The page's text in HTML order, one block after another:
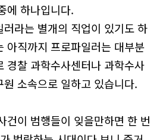
에 하나입니다.
라는 별개의 직업이 있기도 하
아직까지 프로파일러는 대부분
경찰 과학수사센터나 과학수사
소속으로 일하고 있습니다.
건이 범행들이 잊을만하면 한 번